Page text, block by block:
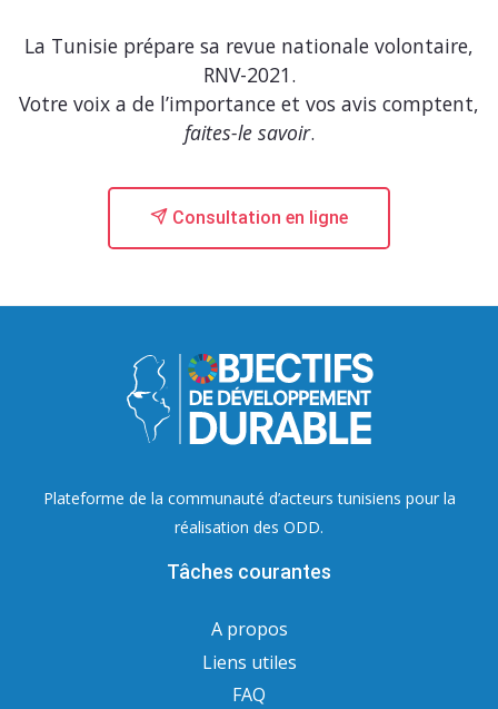
La Tunisie prépare sa revue nationale volontaire,
RNV-2021.
Votre voix a de l’importance et vos avis comptent,
faites-le savoir.
Consultation en ligne
Plateforme de la communauté d’acteurs tunisiens pour la
réalisation des ODD.
Tâches courantes
A propos
Liens utiles
FAQ